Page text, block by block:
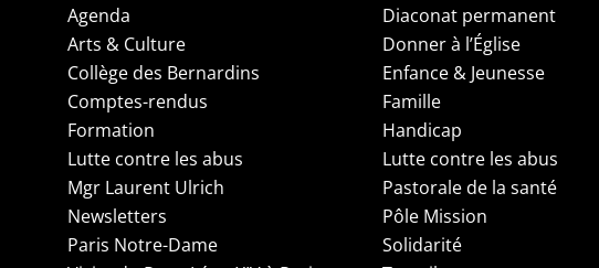
Agenda
Arts & Culture
Collège des Bernardins
Comptes-rendus
Formation
Lutte contre les abus
Mgr Laurent Ulrich
Newsletters
Paris Notre-Dame
Diaconat permanent
Donner à l’Église
Enfance & Jeunesse
Famille
Handicap
Lutte contre les abus
Pastorale de la santé
Pôle Mission
Solidarité